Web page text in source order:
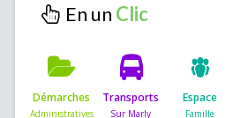
En un
Démarches Transports Espace